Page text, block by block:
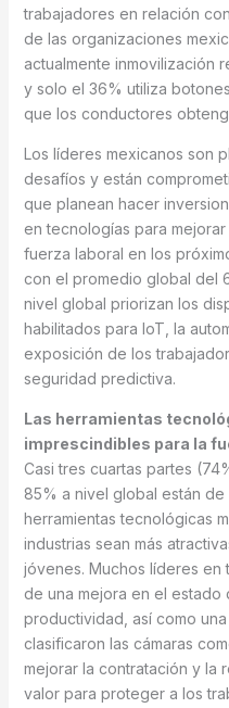
trabajadores en relación
de las organizaciones
actualmente inmovilización
y solo el 36% utiliza
que los conductores
Los líderes mexicanos son
desafíos y están
que planean hacer
en tecnologías para
fuerza laboral en los
con el promedio global del
nivel global priorizan los
habilitados para IoT, la
exposición de los
seguridad predictiva.
Las herramientas
imprescindibles para la
Casi tres cuartas partes
85% a nivel global están
herramientas tecnológicas
industrias sean más
jóvenes. Muchos líderes en
de una mejora en el estado
productividad, así como
clasificaron las cámaras
mejorar la contratación y la
valor para proteger a los